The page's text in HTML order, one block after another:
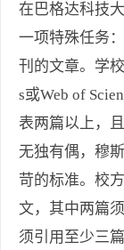
在巴格达科技
一项特殊任务
刊的文章。学
s或Web of
表两篇以上，
无独有偶，穆
苛的标准。校
文，其中两篇
须引用至少三